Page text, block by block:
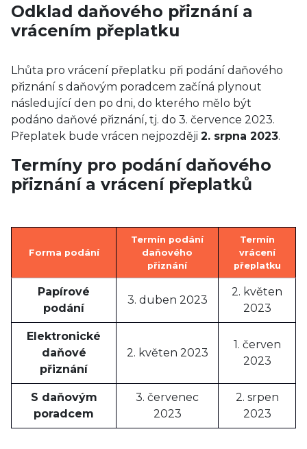
Odklad daňového přiznání a
vrácením přeplatku
Lhůta pro vrácení přeplatku při podání daňového
přiznání s daňovým poradcem začíná plynout
následující den po dni, do kterého mělo být
podáno daňové přiznání, tj. do 3. července 2023.
Přeplatek bude vrácen nejpozději 2. srpna 2023.
Termíny pro podání daňového
přiznání a vrácení přeplatků
Forma podání
Termín podání
daňového
přiznání
Termín
vrácení
přeplatku
Papírové
podání
3. duben 2023
2. květen
2023
Elektronické
daňové
přiznání
2. květen 2023
1. červen
2023
S daňovým
poradcem
3. červenec
2023
2. srpen
2023